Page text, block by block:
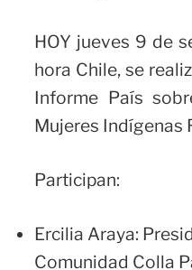
HOY jueves 9 de
hora Chile, se
Informe País
Mujeres Indígenas
Participan:
Ercilia Araya:
Comunidad Colla